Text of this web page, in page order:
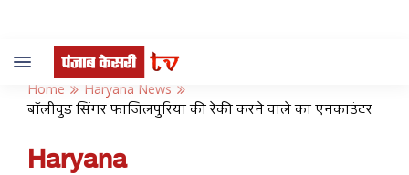
Toggle
navigation
Home
Haryana News
बॉलीवुड सिंगर फाजिलपुरिया की रेकी करने वाले का एनकाउंटर
Haryana